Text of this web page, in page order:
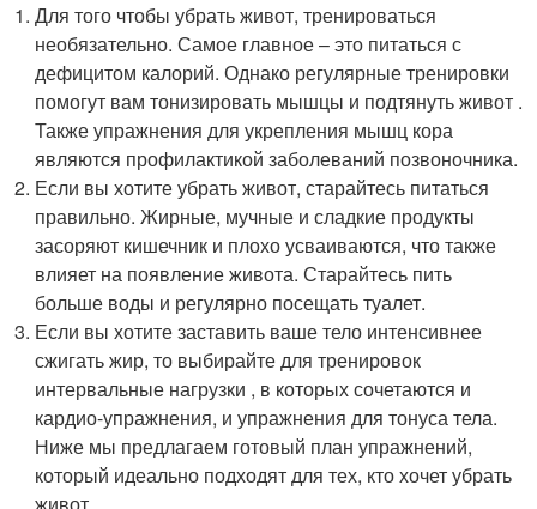
Для того чтобы убрать живот, тренироваться
необязательно. Самое главное – это питаться с
дефицитом калорий. Однако регулярные тренировки
помогут вам тонизировать мышцы и подтянуть живот .
Также упражнения для укрепления мышц кора
являются профилактикой заболеваний позвоночника.
Если вы хотите убрать живот, старайтесь питаться
правильно. Жирные, мучные и сладкие продукты
засоряют кишечник и плохо усваиваются, что также
влияет на появление живота. Старайтесь пить
больше воды и регулярно посещать туалет.
Если вы хотите заставить ваше тело интенсивнее
сжигать жир, то выбирайте для тренировок
интервальные нагрузки , в которых сочетаются и
кардио-упражнения, и упражнения для тонуса тела.
Ниже мы предлагаем готовый план упражнений,
который идеально подходят для тех, кто хочет убрать